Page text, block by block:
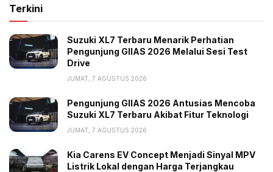
Penampakannya keren. Silakan dicek sendiri di foto.
rupee atau Rp 111 juta hingga Rp 200 juta.
Renault sebenarnya sudah hadir di Indonesia. Cuma
ingar-bingar manuver pabrikan Cina. (gbr)
Tags: Headline Kiger Kwid
Terkini
Suzuki XL7 Terbaru Menarik Perhatian
Pengunjung GIIAS 2026 Melalui Sesi Test
Drive
JUMAT, 7 AGUSTUS 2026
Pengunjung GIIAS 2026 Antusias Mencoba
Suzuki XL7 Terbaru Akibat Fitur Teknologi
JUMAT, 7 AGUSTUS 2026
Kia Carens EV Concept Menjadi Sinyal MPV
Listrik Lokal dengan Harga Terjangkau